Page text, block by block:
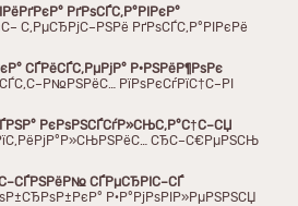
РґРѕСЃС‚Р°РІРєР°
С‚РµСЂРјС–РЅРё РґРѕСЃС‚Р°РІРєРё
СЃРёСЃС‚РµРјР° Р·РЅРёР¶РѕРє
РїРѕРєСѓРїС†С–РІ
РєРѕРЅСЃСѓР»СЊС‚Р°С†С–СЏ
СЂС–С€РµРЅСЊ
СЃРµСЂРІС–СЃ
Р·Р°РјРѕРІР»РµРЅРЅСЏ